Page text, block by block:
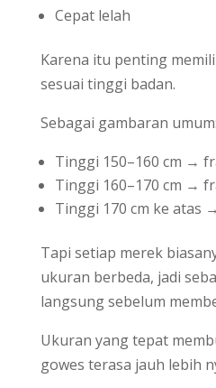
Cepat lelah
Karena itu penting
sesuai tinggi badan.
Sebagai gambaran umum:
Tinggi 150–160 cm →
Tinggi 160–170 cm →
Tinggi 170 cm ke atas
Tapi setiap merek
ukuran berbeda, jadi
langsung sebelum
Ukuran yang tepat
gowes terasa jauh lebih